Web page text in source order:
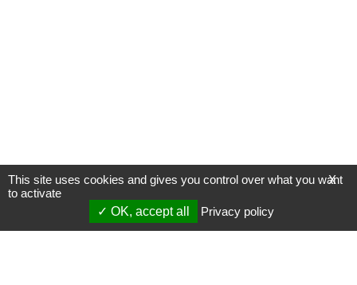
X
This site uses cookies and gives you control over what you want
to activate
OK, accept all
Privacy policy